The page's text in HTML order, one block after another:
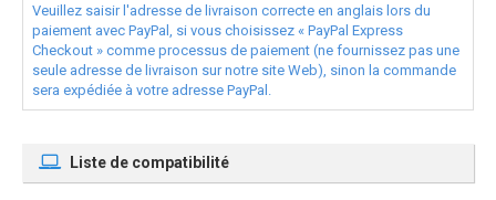
Veuillez saisir l'adresse de livraison correcte en anglais lors du
paiement avec PayPal, si vous choisissez « PayPal Express
Checkout » comme processus de paiement (ne fournissez pas une
seule adresse de livraison sur notre site Web), sinon la commande
sera expédiée à votre adresse PayPal.
Liste de compatibilité